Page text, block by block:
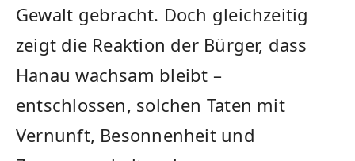
Gewalt gebracht. Doch gleichzeitig
zeigt die Reaktion der Bürger, dass
Hanau wachsam bleibt –
entschlossen, solchen Taten mit
Vernunft, Besonnenheit und